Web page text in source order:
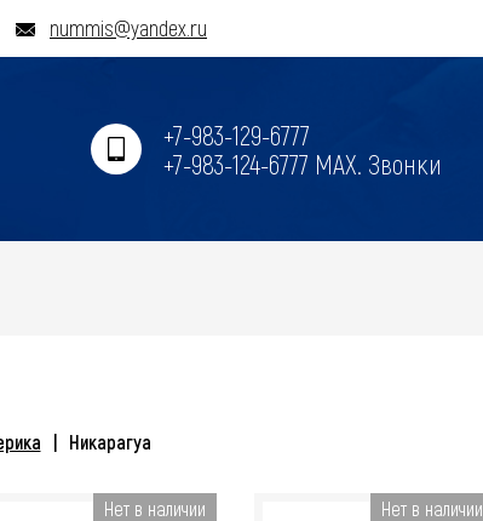
nummis@yandex.ru
+7-983-129-6777
+7-983-124-6777 MAX. Звонки
Никарагуа
Нет в наличии Нет в наличии